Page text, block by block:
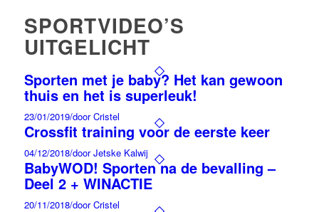
SPORTVIDEO’S
UITGELICHT
Sporten met je baby? Het kan gewoon
thuis en het is superleuk!
23/01/2019/door Cristel
Crossfit training voor de eerste keer
04/12/2018/door Jetske Kalwij
BabyWOD! Sporten na de bevalling –
Deel 2 + WINACTIE
20/11/2018/door Cristel